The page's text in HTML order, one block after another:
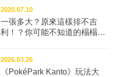
2020.07.10
一張多大？原來這樣排不吉
利！？你可能不知道的榻榻米
2026.03.26
《PokéPark Kanto》玩法大